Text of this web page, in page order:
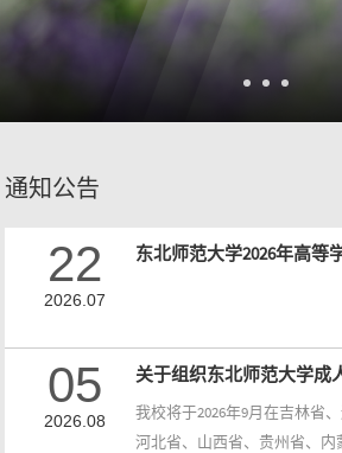
通知公告
22
2026.07
东北师范大学2026年高等
05
2026.08
我校将于2026年9月在吉林省
河北省、山西省、贵州省、